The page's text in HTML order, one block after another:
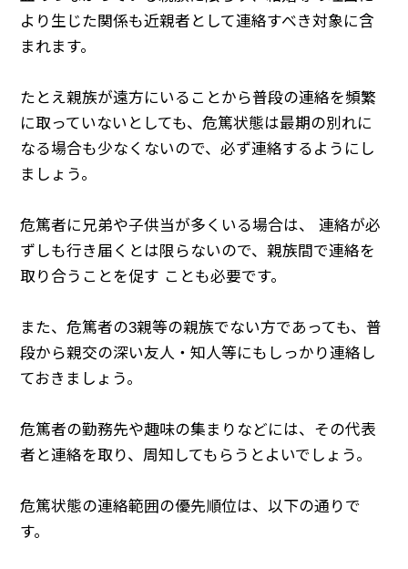
より生じた関係も近親者として連絡すべき対象に含
まれます。
たとえ親族が遠方にいることから普段の連絡を頻繁
に取っていないとしても、危篤状態は最期の別れに
なる場合も少なくないので、必ず連絡するようにし
ましょう。
危篤者に兄弟や子供当が多くいる場合は、 連絡が必
ずしも行き届くとは限らないので、親族間で連絡を
取り合うことを促す ことも必要です。
また、危篤者の3親等の親族でない方であっても、普
段から親交の深い友人・知人等にもしっかり連絡し
ておきましょう。
危篤者の勤務先や趣味の集まりなどには、その代表
者と連絡を取り、周知してもらうとよいでしょう。
危篤状態の連絡範囲の優先順位は、以下の通りで
す。